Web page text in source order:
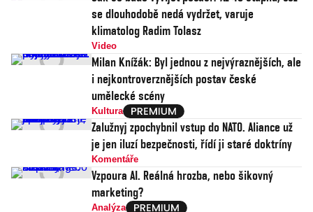
se dlouhodobě nedá vydržet, varuje
klimatolog Radim Tolasz
Video
Milan Knížák: Byl jednou z nejvýraznějších, ale
i nejkontroverznějších postav české
umělecké scény
Kultura
Zalužnyj zpochybnil vstup do NATO. Aliance už
je jen iluzí bezpečnosti, řídí ji staré doktríny
Komentáře
Vzpoura AI. Reálná hrozba, nebo šikovný
marketing?
Analýza